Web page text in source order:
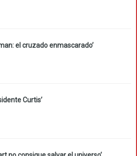
el cruzado enmascarado’
Curtis’